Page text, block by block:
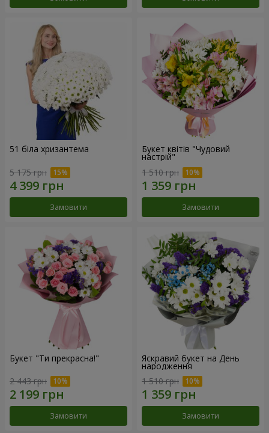
51 біла хризантема
5 175 грн
Замовити
Букет квітів "Чудовий
настрій"
1 510 грн
Замовити
Букет "Ти прекрасна!"
2 443 грн
Замовити
Яскравий букет на День
народження
1 510 грн
Замовити